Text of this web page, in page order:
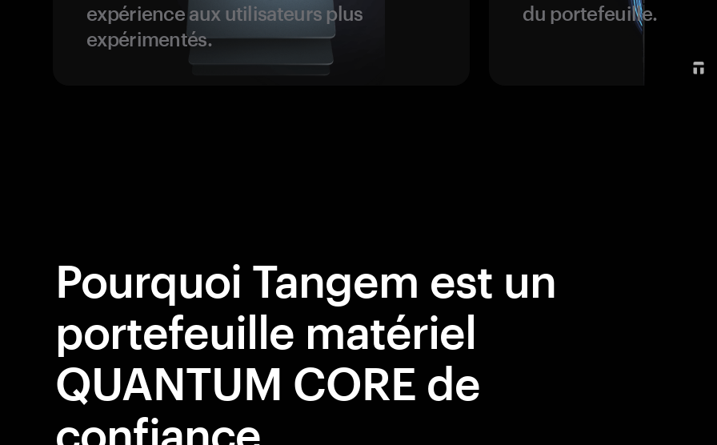
expérience aux utilisateurs plus
expérimentés.
du portefeuille.
Pourquoi Tangem est un
portefeuille matériel
QUANTUM CORE de
confiance